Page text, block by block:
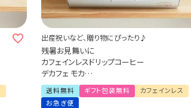
出産祝いなど、贈り物にぴったり♪
残暑お見舞いに
カフェインレスドリップコーヒー
デカフェ モカ
30杯ギフトセット (dc)
送料無料 ギフト包装無料
カフェインレス
お急ぎ便